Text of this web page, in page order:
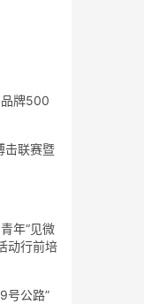
牌500
击联赛暨
年“见微
动行前培
号公路”